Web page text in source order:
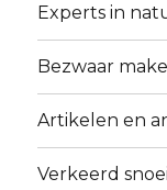
Experts in
Bezwaar
Artikelen en
Verkeerd